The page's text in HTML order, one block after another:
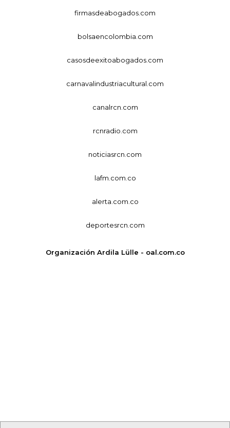
firmasdeabogados.com
bolsaencolombia.com
casosdeexitoabogados.com
carnavalindustriacultural.com
canalrcn.com
rcnradio.com
noticiasrcn.com
lafm.com.co
alerta.com.co
deportesrcn.com
Organización Ardila Lülle - oal.com.co